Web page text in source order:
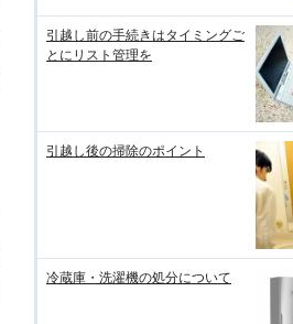
引越し前の手続きはタイミングご
とにリスト管理を
引越し後の掃除のポイント
冷蔵庫・洗濯機の処分について